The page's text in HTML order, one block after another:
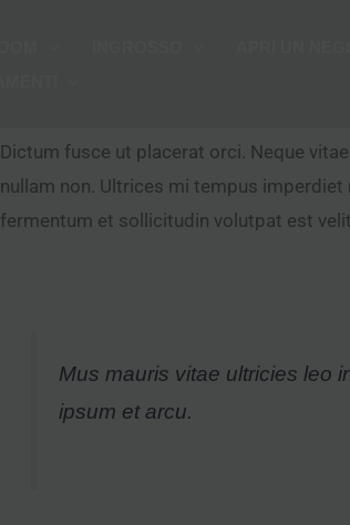
Dictum fusce ut placerat orci. Neque
nullam non. Ultrices mi tempus
fermentum et sollicitudin volutpat est
Mus mauris vitae ultricies leo
ipsum et arcu.